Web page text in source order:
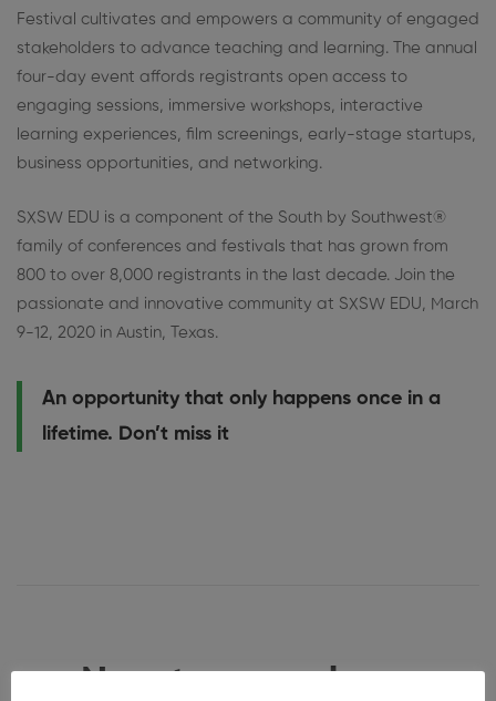
Festival cultivates and empowers a community of engaged
stakeholders to advance teaching and learning. The annual
four-day event affords registrants open access to
engaging sessions, immersive workshops, interactive
learning experiences, film screenings, early-stage startups,
business opportunities, and networking.
SXSW EDU is a component of the South by Southwest®
family of conferences and festivals that has grown from
800 to over 8,000 registrants in the last decade. Join the
passionate and innovative community at SXSW EDU, March
9-12, 2020 in Austin, Texas.
An opportunity that only happens once in a
lifetime. Don’t miss it
Nuestros oradores